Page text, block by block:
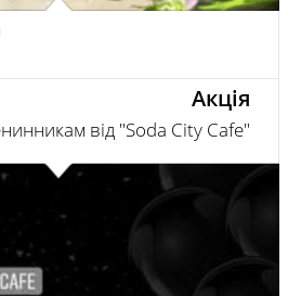
Акція
від "Soda City Cafe"
бонус іменинникам? Відтепер,
в Soda City Cafe – це
подарунок в вигляді...